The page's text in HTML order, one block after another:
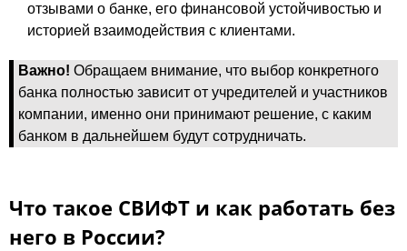
отзывами о банке, его финансовой устойчивостью и
историей взаимодействия с клиентами.
Важно! Обращаем внимание, что выбор конкретного
банка полностью зависит от учредителей и участников
компании, именно они принимают решение, с каким
банком в дальнейшем будут сотрудничать.
Что такое СВИФТ и как работать без
него в России?